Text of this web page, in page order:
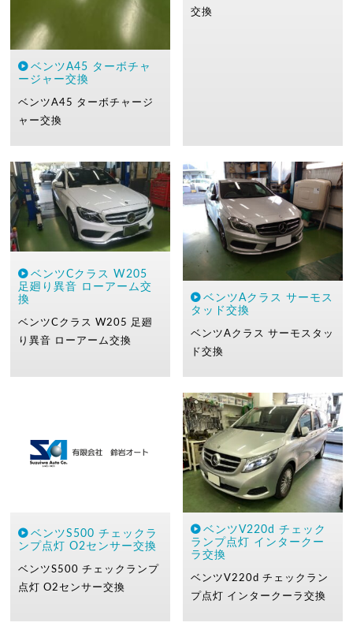
ベンツA45 ターボチャ
ージャー交換
ベンツA45 ターボチャージ
ャー交換
交換
ベンツCクラス W205
足廻り異音 ローアーム交
換
ベンツCクラス W205 足廻
り異音 ローアーム交換
ベンツAクラス サーモス
タッド交換
ベンツAクラスサーモスタッ
ド交換
ベンツS500 チェックラ
ンプ点灯 O2センサー交換
ベンツS500チェックランプ
点灯O2センサー交換
ベンツV220d チェック
ランプ点灯 インタークー
ラ交換
ベンツV220dチェックラン
プ点灯 インタークーラ交換